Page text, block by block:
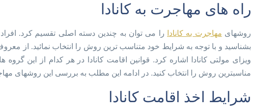
راه های مهاجرت به کانادا
روشهای مهاجرت به کانادا
را می توان به چندین دسته اصلی تقسیم کرد. افراد
بشناسید و با توجه به شرایط خود متناسب ترین روش را انتخاب نمائید. از
ویزای مولتی کانادا اشاره کرد. قوانین اقامت کانادا در هر کدام از این
مناسبترین روش را انتخاب کنید. در ادامه این مطلب به بررسی این روشهای
شرایط اخذ اقامت کانادا